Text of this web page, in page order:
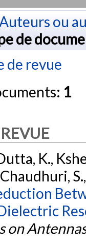
Auteurs ou
de
de revue
1
K.,
on